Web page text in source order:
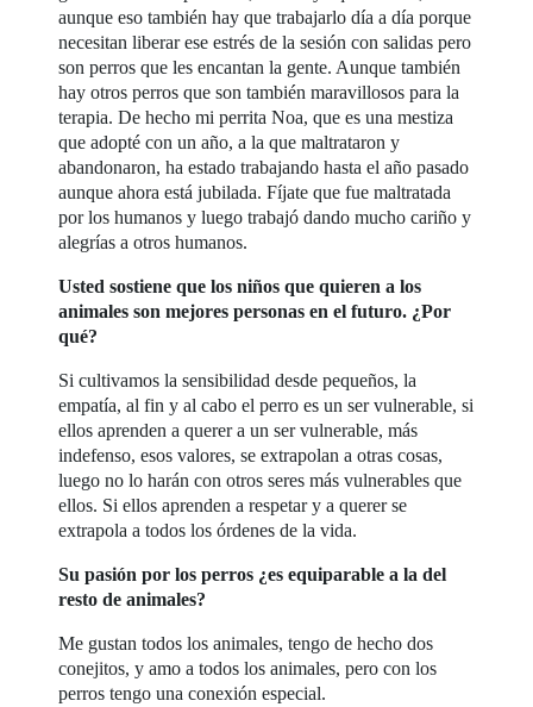
aunque eso también hay que trabajarlo día a día porque
necesitan liberar ese estrés de la sesión con salidas pero
son perros que les encantan la gente. Aunque también
hay otros perros que son también maravillosos para la
terapia. De hecho mi perrita Noa, que es una mestiza
que adopté con un año, a la que maltrataron y
abandonaron, ha estado trabajando hasta el año pasado
aunque ahora está jubilada. Fíjate que fue maltratada
por los humanos y luego trabajó dando mucho cariño y
alegrías a otros humanos.
Usted sostiene que los niños que quieren a los
animales son mejores personas en el futuro. ¿Por
qué?
Si cultivamos la sensibilidad desde pequeños, la
empatía, al fin y al cabo el perro es un ser vulnerable, si
ellos aprenden a querer a un ser vulnerable, más
indefenso, esos valores, se extrapolan a otras cosas,
luego no lo harán con otros seres más vulnerables que
ellos. Si ellos aprenden a respetar y a querer se
extrapola a todos los órdenes de la vida.
Su pasión por los perros ¿es equiparable a la del
resto de animales?
Me gustan todos los animales, tengo de hecho dos
conejitos, y amo a todos los animales, pero con los
perros tengo una conexión especial.